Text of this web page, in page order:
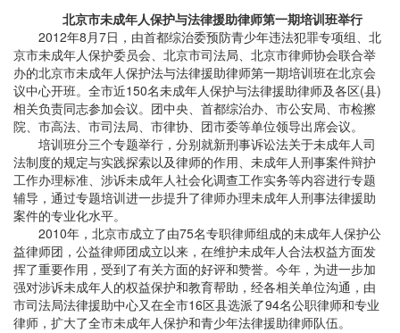
北京市未成年人保护与法律援助律师第一期培训班举行
2012年8月7日，由首都综治委预防青少年违法犯罪专项组、北
京市未成年人保护委员会、北京市司法局、北京市律师协会联合举
办的北京市未成年人保护法与法律援助律师第一期培训班在北京会
议中心开班。全市近150名未成年人保护与法律援助律师及各区(县)
相关负责同志参加会议。团中央、首都综治办、市公安局、市检擦
院、市高法、市司法局、市律协、团市委等单位领导出席会议。
培训班分三个专题举行，分别就新刑事诉讼法关于未成年人司
法制度的规定与实践探索以及律师的作用、未成年人刑事案件辩护
工作办理标准、涉诉未成年人社会化调查工作实务等内容进行专题
辅导，通过专题培训进一步提升了律师办理未成年人刑事法律援助
案件的专业化水平。
2010年，北京市成立了由75名专职律师组成的未成年人保护公
益律师团，公益律师团成立以来，在维护未成年人合法权益方面发
挥了重要作用，受到了有关方面的好评和赞誉。今年，为进一步加
强对涉诉未成年人的权益保护和教育帮助，经各相关单位沟通，由
市司法局法律援助中心又在全市16区县选派了94名公职律师和专业
律师，扩大了全市未成年人保护和青少年法律援助律师队伍。